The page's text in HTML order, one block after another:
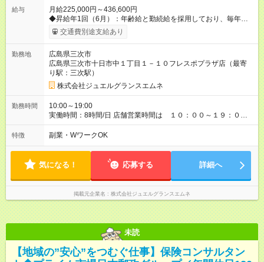
給与
月給225,000円～436,600円
◆昇給年1回（6月）：年齢給と勤続給を採用しており、毎年安定
して昇給していきます。 ◆営業成績や目標達成による職能給や
インセンティブを別途支給しており、 がんばった分はしっか
12月）：会社及び個人の業績に応じて支給 （実例 : 入社5年目
社員/特別賞与1回200万） ◆役職手当：チーフや店長などの役職
になると、店舗成績によって手当が支給されます。 【試用期
間】試用期間あり 試用期間の長さ：3ヶ月 ※ 雇用形態と給与
に、本採用時と異なる部分があります。 雇用形態：中途採用
（契約社員） 給与：本採用時と同じです。 ※試用期間は3ヶ月
で、その間の雇用形態は契約社員です。そのほかの条件に変更
交通費別途支給あり
勤務地
広島県三次市
広島県三次市十日市中１丁目１－１０フレスポプラザ店（最寄
り駅：三次駅）
株式会社ジュエルグランスエムネ
勤務時間
10:00～19:00
実働時間：8時間/日 店舗営業時間は １０：００～１９：００
《1日の流れ》 9:30 出社 ・店内清掃・スタッフミーティン
グ 10:00 開店 ・接客・電話応対や伝票作成 12:00 昼休憩
店 ・レジ締め・業務報告 ◆残業はありません。
特徴 副業・WワークOK
気になる！ 応募する 詳細へ
掲載元企業名 株式会社ジュエルグランスエムネ
未読
【地域の”安心”をつむぐ仕事】保険コンサルタン